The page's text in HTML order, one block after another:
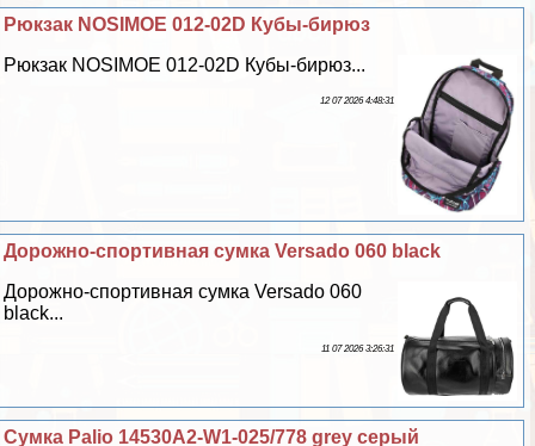
Рюкзак NOSIMOE 012-02D Кубы-бирюз
Рюкзак NOSIMOE 012-02D Кубы-бирюз...
12 07 2026 4:48:31
Дорожно-спортивная сумка Versado 060 black
Дорожно-спортивная сумка Versado 060
black...
11 07 2026 3:26:31
Сумка Palio 14530A2-W1-025/778 grey серый